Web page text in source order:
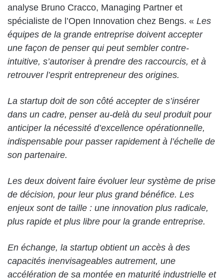
analyse Bruno Cracco, Managing Partner et
spécialiste de l’Open Innovation chez Bengs. « Les
équipes de la grande entreprise doivent accepter
une façon de penser qui peut sembler contre-
intuitive, s’autoriser à prendre des raccourcis, et à
retrouver l’esprit entrepreneur des origines.
La startup doit de son côté accepter de s’insérer
dans un cadre, penser au-delà du seul produit pour
anticiper la nécessité d’excellence opérationnelle,
indispensable pour passer rapidement à l’échelle de
son partenaire.
Les deux doivent faire évoluer leur système de prise
de décision, pour leur plus grand bénéfice. Les
enjeux sont de taille : une innovation plus radicale,
plus rapide et plus libre pour la grande entreprise.
En échange, la startup obtient un accès à des
capacités inenvisageables autrement, une
accélération de sa montée en maturité industrielle et